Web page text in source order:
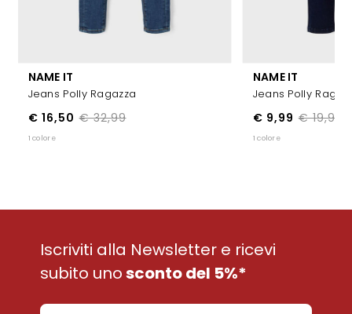
NAME IT
Jeans Polly Ragazza
€ 32,99
€ 16,50
1 colore
NAME IT
Jeans Polly
€ 19,99
€ 9,99
1 colore
Iscriviti alla Newsletter e ricevi
subito unosconto del 5%*